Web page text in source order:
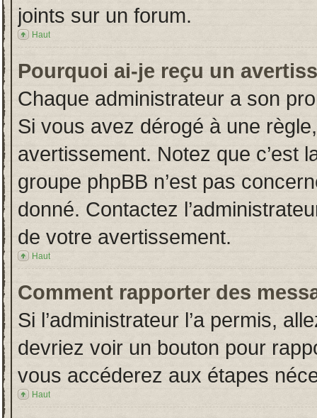
joints sur un forum.
Haut
Pourquoi ai-je reçu un
Chaque administrateur a son
Si vous avez dérogé à une
avertissement. Notez que c’est
groupe phpBB n’est pas
donné. Contactez
de votre avertissement.
Haut
Comment rapporter des
Si l’administrateur l’a permis,
devriez voir un bouton pour
vous accéderez aux étapes
Haut